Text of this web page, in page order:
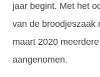
jaar begint. Met het
van de broodjeszaak
maart 2020
aangenomen.